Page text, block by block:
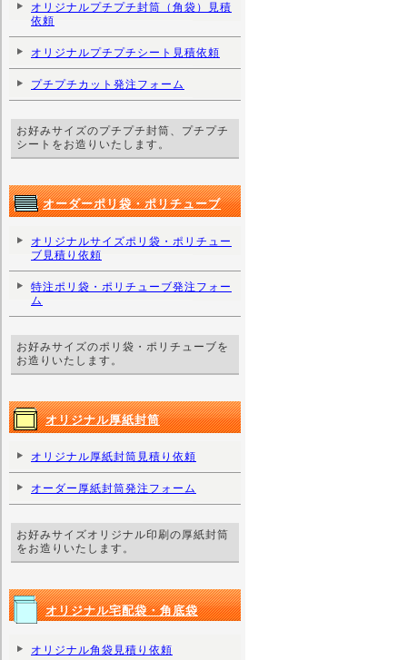
オリジナルプチプチ封筒（角袋）見積
依頼
オリジナルプチプチシート見積依頼
プチプチカット発注フォーム
お好みサイズのプチプチ封筒、プチプチ
シートをお造りいたします。
オーダーポリ袋・ポリチューブ
オリジナルサイズポリ袋・ポリチュー
ブ見積り依頼
特注ポリ袋・ポリチューブ発注フォー
ム
お好みサイズのポリ袋・ポリチューブを
お造りいたします。
オリジナル厚紙封筒
オリジナル厚紙封筒見積り依頼
オーダー厚紙封筒発注フォーム
お好みサイズオリジナル印刷の厚紙封筒
をお造りいたします。
オリジナル宅配袋・角底袋
オリジナル角袋見積り依頼